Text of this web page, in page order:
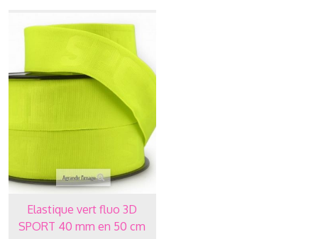
Elastique vert fluo 3D
SPORT 40 mm en 50 cm